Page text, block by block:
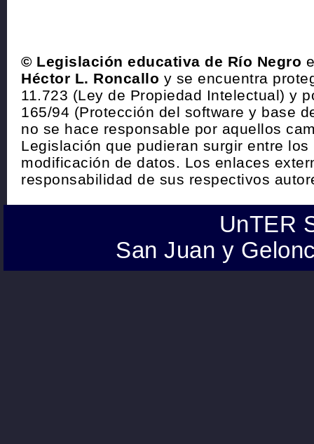
© Legislación educativa de Río Negro
Héctor L. Roncallo y se encuentra
11.723 (Ley de Propiedad Intelectual) y
165/94 (Protección del software y base
no se hace responsable por aquellos
Legislación que pudieran surgir entre los
modificación de datos. Los enlaces
responsabilidad de sus respectivos
UnTER
San Juan y